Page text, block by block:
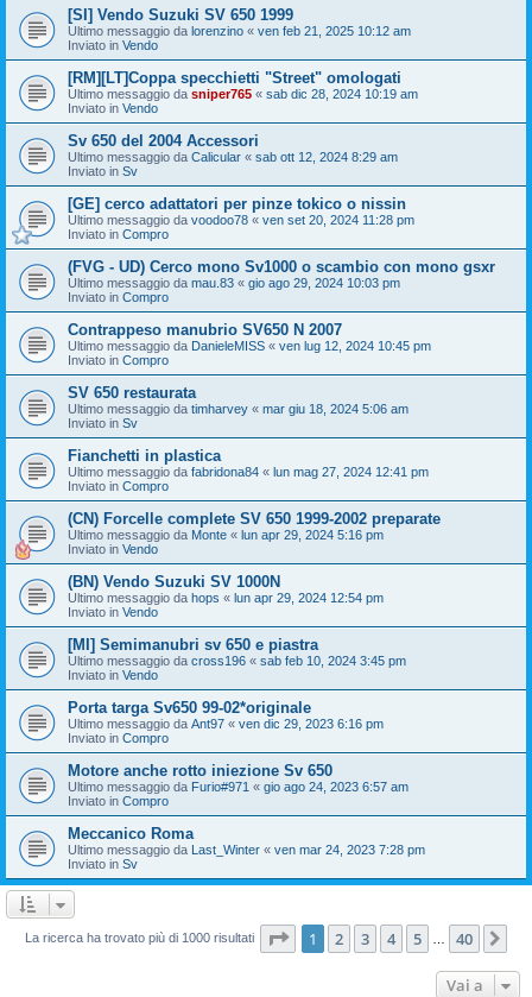
[SI] Vendo Suzuki SV 650 1999
Ultimo messaggio da lorenzino « ven feb 21, 2025 10:12 am
Inviato in Vendo
[RM][LT]Coppa specchietti "Street" omologati
Ultimo messaggio da sniper765 « sab dic 28, 2024 10:19 am
Inviato in Vendo
Sv 650 del 2004 Accessori
Ultimo messaggio da Calicular « sab ott 12, 2024 8:29 am
Inviato in Sv
[GE] cerco adattatori per pinze tokico o nissin
Ultimo messaggio da voodoo78 « ven set 20, 2024 11:28 pm
Inviato in Compro
(FVG - UD) Cerco mono Sv1000 o scambio con mono gsxr
Ultimo messaggio da mau.83 « gio ago 29, 2024 10:03 pm
Inviato in Compro
Contrappeso manubrio SV650 N 2007
Ultimo messaggio da DanieleMISS « ven lug 12, 2024 10:45 pm
Inviato in Compro
SV 650 restaurata
Ultimo messaggio da timharvey « mar giu 18, 2024 5:06 am
Inviato in Sv
Fianchetti in plastica
Ultimo messaggio da fabridona84 « lun mag 27, 2024 12:41 pm
Inviato in Compro
(CN) Forcelle complete SV 650 1999-2002 preparate
Ultimo messaggio da Monte « lun apr 29, 2024 5:16 pm
Inviato in Vendo
(BN) Vendo Suzuki SV 1000N
Ultimo messaggio da hops « lun apr 29, 2024 12:54 pm
Inviato in Vendo
[MI] Semimanubri sv 650 e piastra
Ultimo messaggio da cross196 « sab feb 10, 2024 3:45 pm
Inviato in Vendo
Porta targa Sv650 99-02*originale
Ultimo messaggio da Ant97 « ven dic 29, 2023 6:16 pm
Inviato in Compro
Motore anche rotto iniezione Sv 650
Ultimo messaggio da Furio#971 « gio ago 24, 2023 6:57 am
Inviato in Compro
Meccanico Roma
Ultimo messaggio da Last_Winter « ven mar 24, 2023 7:28 pm
Inviato in Sv
La ricerca ha trovato più di 1000 risultati Pagina di 40
1 2 3 4 5 40
Vai a